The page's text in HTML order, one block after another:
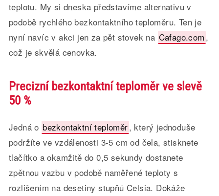
teplotu. My si dneska představíme alternativu v
podobě rychlého bezkontaktního teploměru. Ten je
nyní navíc v akci jen za pět stovek na Cafago.com ,
což je skvělá cenovka.
Precizní bezkontaktní teploměr ve slevě
50 %
Jedná o bezkontaktní teploměr, který jednoduše
podržíte ve vzdálenosti 3-5 cm od čela, stisknete
tlačítko a okamžitě do 0,5 sekundy dostanete
zpětnou vazbu v podobě naměřené teploty s
rozlišením na desetiny stupňů Celsia. Dokáže